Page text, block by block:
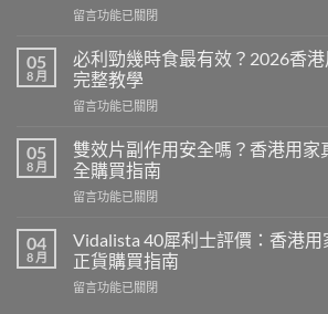
在
印
度
威
而
評
價：
香
港
家
真
服
留言功能已關閉
05
8 月
必利勁幾時食最有效？2026香
完整教學
在
利
勁
幾
時
最
有
效？
2026
留言功能已關閉
05
8 月
雙效片副作用安全嗎？香港用家
全購買指南
在
效
片
副
作
留言功能已關閉
04
8 月
Vidalista 40犀利士評價：香港
正貨購買指南
在
留言功能已關閉